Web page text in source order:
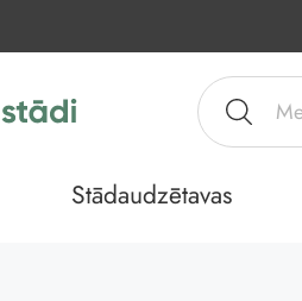
Stādaudzētavas